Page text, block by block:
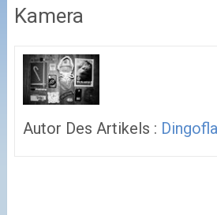
Kamera
Autor Des Artikels :